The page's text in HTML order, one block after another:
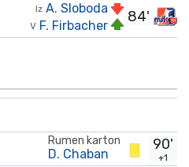
84'
Iz A. Sloboda
V F. Firbacher
90'
+1
Rumen karton
D. Chaban